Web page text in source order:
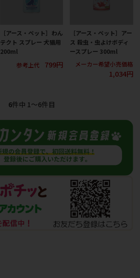
［アース・ペット］わん
テクト スプレー 犬猫用
200ml
参考上代
799円
［アース・ペット］アー
ス 殺虫・虫よけボディ
ースプレー 300ml
メーカー希望小売価格
1,034円
6件中 1〜6件目